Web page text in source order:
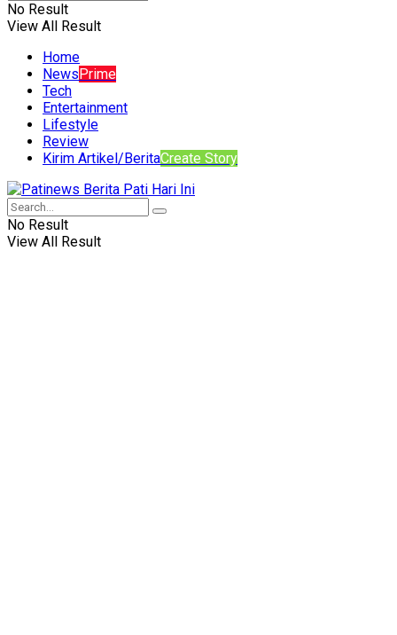
No Result
View All Result
Home
NewsPrime
Tech
Entertainment
Lifestyle
Review
Kirim Artikel/BeritaCreate Story
No Result
View All Result